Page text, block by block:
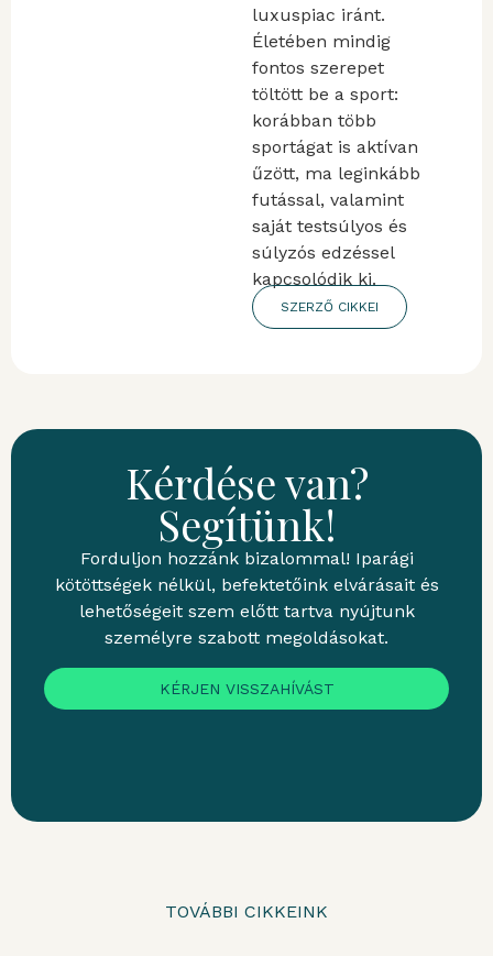
luxuspiac iránt.
Életében mindig
fontos szerepet
töltött be a sport:
korábban több
sportágat is aktívan
űzött, ma leginkább
futással, valamint
saját testsúlyos és
súlyzós edzéssel
kapcsolódik ki.
SZERZŐ CIKKEI
Kérdése van?
Segítünk!
Forduljon hozzánk bizalommal! Iparági
kötöttségek nélkül, befektetőink elvárásait és
lehetőségeit szem előtt tartva nyújtunk
személyre szabott megoldásokat.
KÉRJEN VISSZAHÍVÁST
TOVÁBBI CIKKEINK